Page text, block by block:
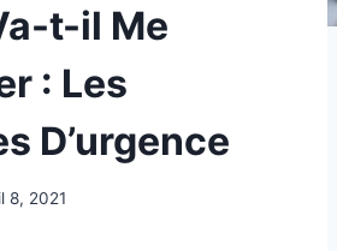
t-il Me
: Les
D’urgence
8, 2021